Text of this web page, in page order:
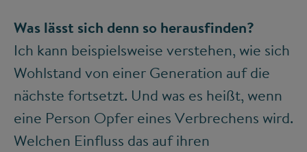
Was lässt sich denn so herausfinden?
Ich kann beispielsweise verstehen, wie sich
Wohlstand von einer Generation auf die
nächste fortsetzt. Und was es heißt, wenn
eine Person Opfer eines Verbrechens wird.
Welchen Einfluss das auf ihren